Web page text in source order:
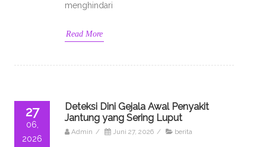
menghindari
Read More
27
06,
2026
Deteksi Dini Gejala Awal Penyakit
Jantung yang Sering Luput
Admin / Juni 27, 2026 / berita